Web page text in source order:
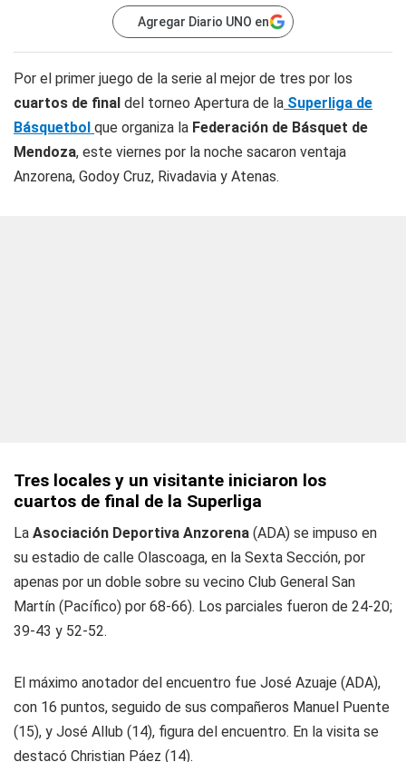
Agregar Diario UNO en
Por el primer juego de la serie al mejor de tres por los
cuartos de final del torneo Apertura de la Superliga de
Básquetbol que organiza la Federación de Básquet de
Mendoza, este viernes por la noche sacaron ventaja
Anzorena, Godoy Cruz, Rivadavia y Atenas.
Tres locales y un visitante iniciaron los
cuartos de final de la Superliga
La Asociación Deportiva Anzorena (ADA) se impuso en
su estadio de calle Olascoaga, en la Sexta Sección, por
apenas por un doble sobre su vecino Club General San
Martín (Pacífico) por 68-66). Los parciales fueron de 24-20;
39-43 y 52-52.
El máximo anotador del encuentro fue José Azuaje (ADA),
con 16 puntos, seguido de sus compañeros Manuel Puente
(15), y José Allub (14), figura del encuentro. En la visita se
destacó Christian Páez (14).